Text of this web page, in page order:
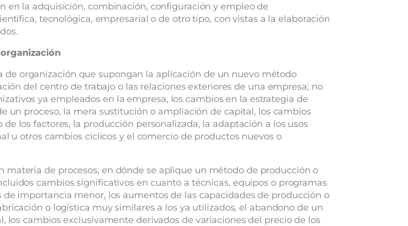
en la adquisición, combinación, configuración y empleo de
tecnológica, empresarial o de otro tipo, con vistas a la elaboración
organización que supongan la aplicación de un nuevo método
del centro de trabajo o las relaciones exteriores de una empresa; no
ya empleados en la empresa, los cambios en la estrategia de
un proceso, la mera sustitución o ampliación de capital, los cambios
los factores, la producción personalizada, la adaptación a los usos
u otros cambios cíclicos y el comercio de productos nuevos o
materia de procesos, en dónde se aplique un método de producción o
cambios significativos en cuanto a técnicas, equipos o programas
importancia menor, los aumentos de las capacidades de producción o
o logística muy similares a los ya utilizados, el abandono de un
los cambios exclusivamente derivados de variaciones del precio de los